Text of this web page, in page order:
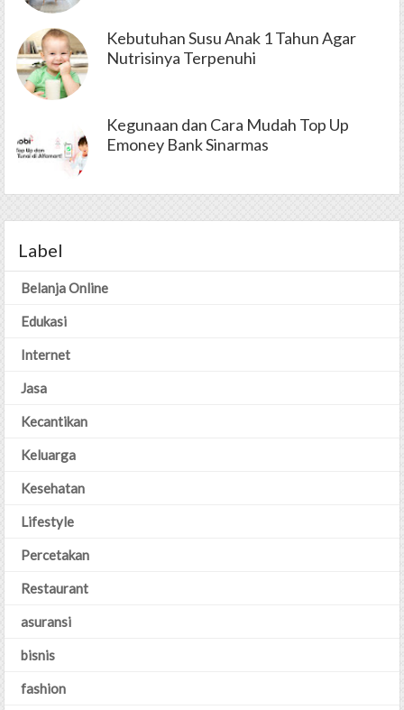
Kebutuhan Susu Anak 1 Tahun Agar
Nutrisinya Terpenuhi
Kegunaan dan Cara Mudah Top Up
Emoney Bank Sinarmas
Label
Belanja Online
Edukasi
Internet
Jasa
Kecantikan
Keluarga
Kesehatan
Lifestyle
Percetakan
Restaurant
asuransi
bisnis
fashion